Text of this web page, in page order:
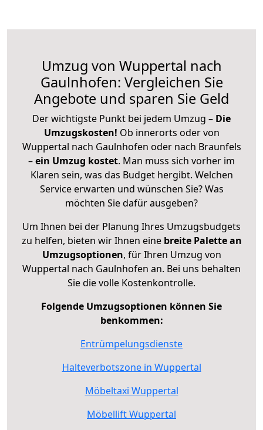
Umzug von Wuppertal nach
Gaulnhofen: Vergleichen Sie
Angebote und sparen Sie Geld
Der wichtigste Punkt bei jedem Umzug – Die
Umzugskosten! Ob innerorts oder von
Wuppertal nach Gaulnhofen oder nach Braunfels
–ein Umzug kostet. Man muss sich vorher im
Klaren sein, was das Budget hergibt. Welchen
Service erwarten und wünschen Sie? Was
möchten Sie dafür ausgeben?
Um Ihnen bei der Planung Ihres Umzugsbudgets
zu helfen, bieten wir Ihnen eine breite Palette an
Umzugsoptionen, für Ihren Umzug von
Wuppertal nach Gaulnhofen an. Bei uns behalten
Sie die volle Kostenkontrolle.
Folgende Umzugsoptionen können Sie
benkommen:
Entrümpelungsdienste
Halteverbotszone in Wuppertal
Möbeltaxi Wuppertal
Möbellift Wuppertal